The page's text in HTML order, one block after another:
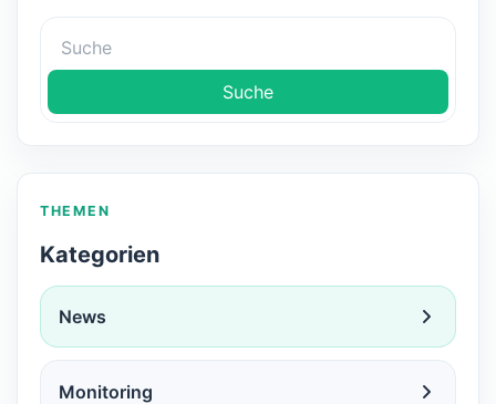
Suche
THEMEN
Kategorien
News
Monitoring